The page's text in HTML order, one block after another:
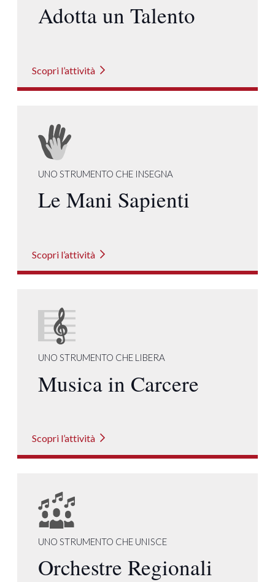
Adotta un Talento
Scopri l’attività
UNO STRUMENTO CHE INSEGNA
Le Mani Sapienti
Scopri l’attività
UNO STRUMENTO CHE LIBERA
Musica in Carcere
Scopri l’attività
UNO STRUMENTO CHE UNISCE
Orchestre Regionali